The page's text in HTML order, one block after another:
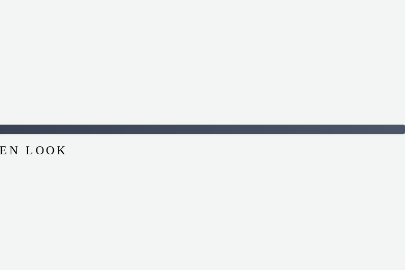
LOOK